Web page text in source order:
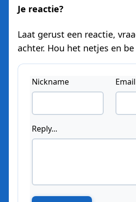
Je reactie?
Laat gerust een reactie,
achter. Hou het netjes en